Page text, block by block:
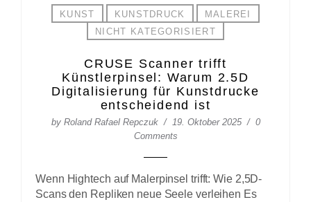
KUNST KUNSTDRUCK
MALEREI
NICHT KATEGORISIERT
CRUSE Scanner trifft
Künstlerpinsel: Warum 2.5D
Digitalisierung für Kunstdrucke
entscheidend ist
by Roland Rafael Repczuk 19. Oktober 2025
0
Comments
Wenn Hightech auf Malerpinsel trifft: Wie 2,5D-
Scans den Repliken neue Seele verleihen Es